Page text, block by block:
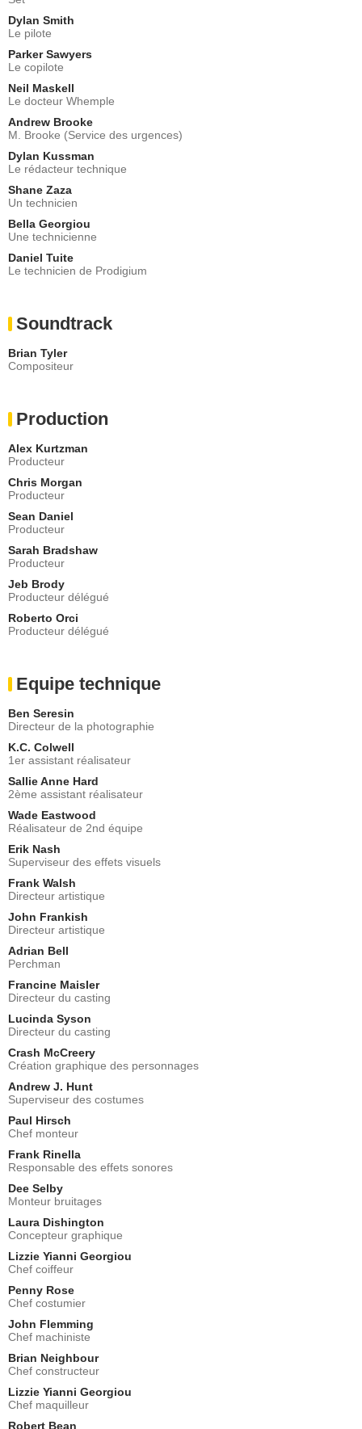
Dylan Smith
Le pilote
Parker Sawyers
Le copilote
Neil Maskell
Le docteur Whemple
Andrew Brooke
M. Brooke (Service des urgences)
Dylan Kussman
Le rédacteur technique
Shane Zaza
Un technicien
Bella Georgiou
Une technicienne
Daniel Tuite
Le technicien de Prodigium
Soundtrack
Brian Tyler
Compositeur
Production
Alex Kurtzman
Producteur
Chris Morgan
Producteur
Sean Daniel
Producteur
Sarah Bradshaw
Producteur
Jeb Brody
Producteur délégué
Roberto Orci
Producteur délégué
Equipe technique
Ben Seresin
Directeur de la photographie
K.C. Colwell
1er assistant réalisateur
Sallie Anne Hard
2ème assistant réalisateur
Wade Eastwood
Réalisateur de 2nd équipe
Erik Nash
Superviseur des effets visuels
Frank Walsh
Directeur artistique
John Frankish
Directeur artistique
Adrian Bell
Perchman
Francine Maisler
Directeur du casting
Lucinda Syson
Directeur du casting
Crash McCreery
Création graphique des personnages
Andrew J. Hunt
Superviseur des costumes
Paul Hirsch
Chef monteur
Frank Rinella
Responsable des effets sonores
Dee Selby
Monteur bruitages
Laura Dishington
Concepteur graphique
Lizzie Yianni Georgiou
Chef coiffeur
Penny Rose
Chef costumier
John Flemming
Chef machiniste
Brian Neighbour
Chef constructeur
Lizzie Yianni Georgiou
Chef maquilleur
Robert Bean